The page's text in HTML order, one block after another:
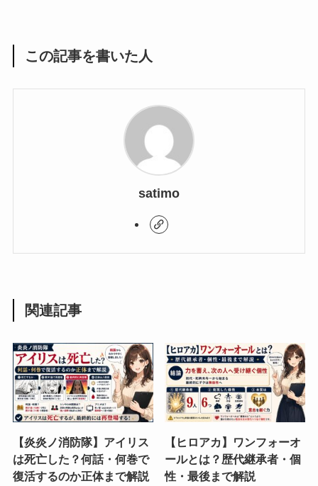
この記事を書いた人
satimo
関連記事
【炎炎ノ消防隊】アイリス
は死亡した？何話・何巻で
復活するのか正体まで解説
【ヒロアカ】ワンフォーオ
ールとは？歴代継承者・個
性・最後まで解説